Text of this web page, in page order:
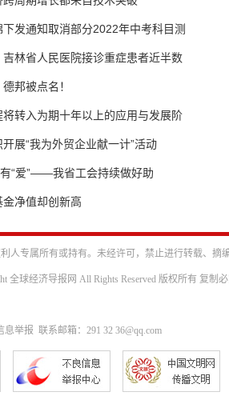
发通知取消部分2022年中考科目测
吉林省人民医院接诊重症患者近半数
邦被点名！
转入为期十年以上的应用与发展阶
展“我为外贸企业献一计”活动
有“爱”——我省工会持续做好助
净值却创新高
人专属所有或持有。未经许可，禁止进行转载、摘
全球经济导报网 All Rights Reserved 版权所有 复制
举报 联系邮箱：291 32 36@qq.com